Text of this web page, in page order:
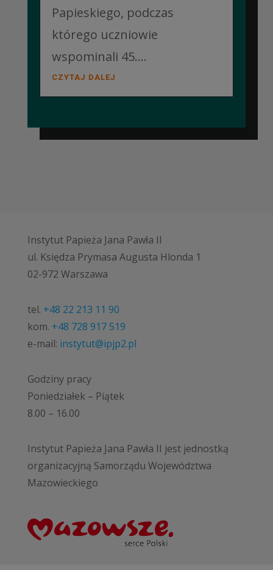
Papieskiego, podczas
którego uczniowie
wspominali 45....
CZYTAJ DALEJ
Instytut Papieża Jana Pawła II
ul. Księdza Prymasa Augusta Hlonda 1
02-972 Warszawa
tel. +48 22 213 11 90
kom. +48 728 917 519
e-mail: instytut@ipjp2.pl
Godziny pracy
Poniedziałek – Piątek
8.00 – 16.00
Instytut Papieża Jana Pawła II jest jednostką
organizacyjną Samorządu Województwa
Mazowieckiego